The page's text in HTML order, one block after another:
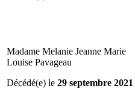
Madame Melanie Jeanne Marie
Louise Pavageau
Décédé(e) le 29 septembre 2021